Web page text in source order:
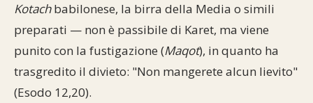
Mappa del sito
Perle dal Talmud
Umorismo e simpatia
10 comandamenti
Storia millenaria
Personaggi celebri
Turismo in Italia
Kotachbabilonese, la birra della Media o simili
preparati — non è passibile di Karet, ma viene
punito con la fustigazione (Maqot), in quanto ha
trasgredito il divieto: "Non mangerete alcun lievito"
(Esodo 12,20).